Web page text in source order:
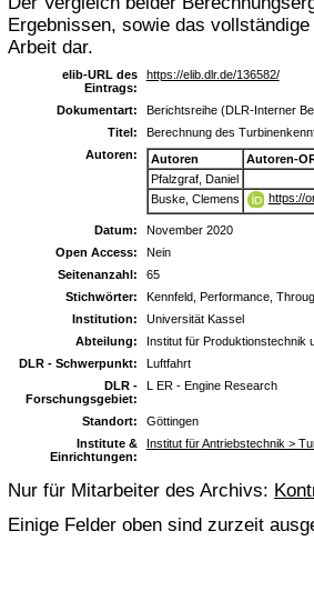
Ergebnissen, sowie das
Arbeit dar.
elib-URL des
Eintrags:
https://elib.dlr.de/136582/
Dokumentart:
Berichtsreihe (DLR-Interner
Titel:
Berechnung des
Autoren:
Autoren
Autoren-
Pfalzgraf, Daniel
Buske, Clemens
https://
Datum:
November 2020
Open Access:
Nein
Seitenanzahl:
65
Stichwörter:
Kennfeld, Performance,
Institution:
Universität Kassel
Abteilung:
Institut für Produktionstechnik
DLR - Schwerpunkt:
Luftfahrt
DLR -
Forschungsgebiet:
L ER - Engine Research
Standort:
Göttingen
Institute &
Einrichtungen:
Institut für Antriebstechnik >
Nur für Mitarbeiter des Archivs:
Einige Felder oben sind zurzeit